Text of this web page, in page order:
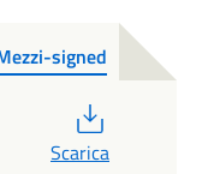
signed
Scarica